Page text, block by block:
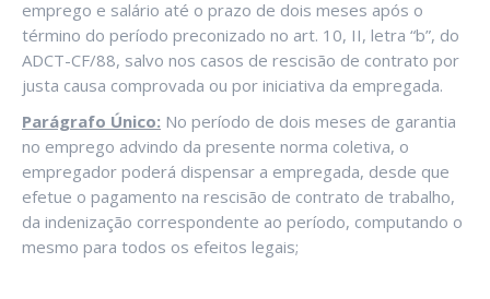
emprego e salário até o prazo de dois meses após o
término do período preconizado no art. 10, II, letra “b”, do
ADCT-CF/88, salvo nos casos de rescisão de contrato por
justa causa comprovada ou por iniciativa da empregada.
Parágrafo Único: No período de dois meses de garantia
no emprego advindo da presente norma coletiva, o
empregador poderá dispensar a empregada, desde que
efetue o pagamento na rescisão de contrato de trabalho,
da indenização correspondente ao período, computando o
mesmo para todos os efeitos legais;